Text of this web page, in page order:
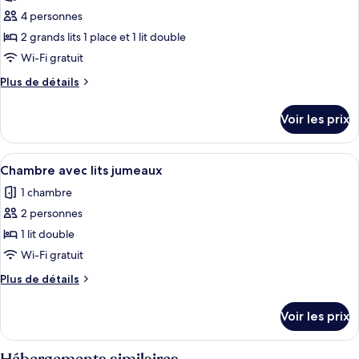
Triple
photos
pour
ce
type
de
Chambre
Quadruple
4 personnes
2 grands lits 1 place et 1 lit double
Wi-Fi gratuit
Plus de détails
Plus
le
type
de
Chambre
Quadruple
Voir les prix
Afficher
toutes
les
photos
pour
ce
type
de
Chambre
avec
Une enseigne indiquant « Cerrado
2
Chambre avec lits jumeaux
1 chambre
2 personnes
1 lit double
Wi-Fi gratuit
Plus de détails
Plus
le
type
Voir les prix